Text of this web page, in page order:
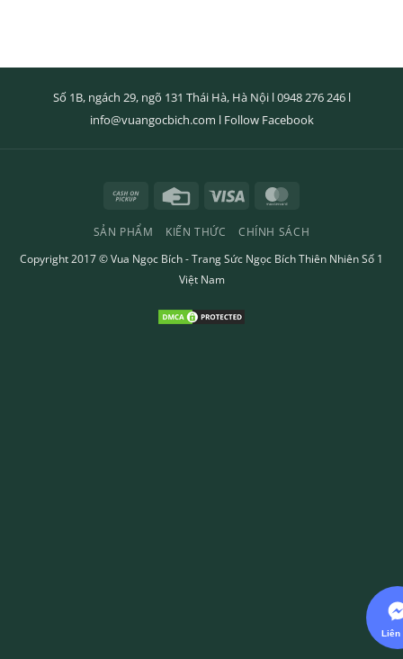
Số 1B, ngách 29, ngõ 131 Thái Hà, Hà Nội l0948 276 246l
info@vuangocbich.com l Follow Facebook
Cash
Pickup
Credit
Visa
SẢN PHẨM KIẾN THỨC CHÍNH SÁCH
Copyright 2017 © Vua Ngọc Bích - Trang Sức Ngọc Bích Thiên Nhiên Số 1
Việt Nam